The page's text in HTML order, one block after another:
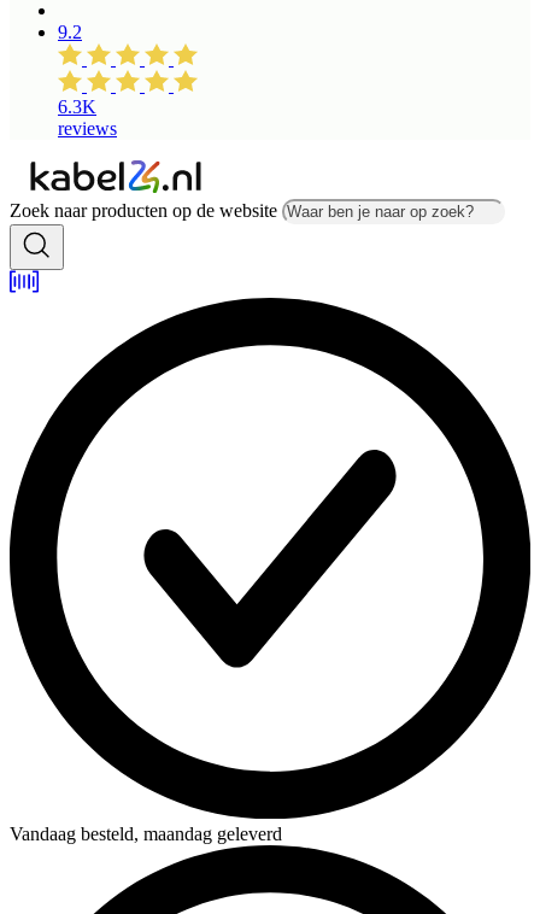
9.2
6.3K
reviews
Zoek naar producten op de website
Vandaag besteld, maandag geleverd